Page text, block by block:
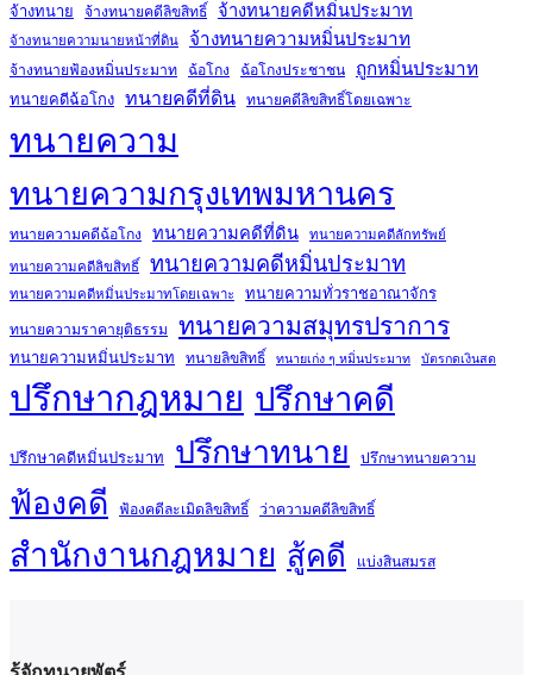
จ้างทนาย จ้างทนายคดีลิขสิทธิ์ จ้างทนายคดีหมิ่นประมาท
จ้างทนายความนายหน้าที่ดิน จ้างทนายความหมิ่นประมาท
จ้างทนายฟ้องหมิ่นประมาท ฉ้อโกง ฉ้อโกงประชาชน ถูกหมิ่นประมาท
ทนายคดีฉ้อโกง ทนายคดีที่ดิน ทนายคดีลิขสิทธิ์โดยเฉพาะ
ทนายความ
ทนายความกรุงเทพมหานคร
ทนายความคดีฉ้อโกง ทนายความคดีที่ดิน ทนายความคดีลักทรัพย์
ทนายความคดีลิขสิทธิ์ ทนายความคดีหมิ่นประมาท
ทนายความคดีหมิ่นประมาทโดยเฉพาะ ทนายความทั่วราชอาณาจักร
ทนายความราคายุติธรรม ทนายความสมุทรปราการ
ทนายความหมิ่นประมาท ทนายลิขสิทธิ์ ทนายเก่ง ๆ หมิ่นประมาท บัตรกดเงินสด
ปรึกษากฎหมาย ปรึกษาคดี
ปรึกษาคดีหมิ่นประมาท ปรึกษาทนาย ปรึกษาทนายความ
ฟ้องคดี ฟ้องคดีละเมิดลิขสิทธิ์ ว่าความคดีลิขสิทธิ์
สำนักงานกฎหมาย สู้คดี แบ่งสินสมรส